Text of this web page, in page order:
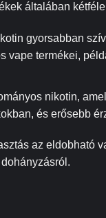
általában
gyorsabban
vape termékei,
nikotin,
és erősebb
az eldobható